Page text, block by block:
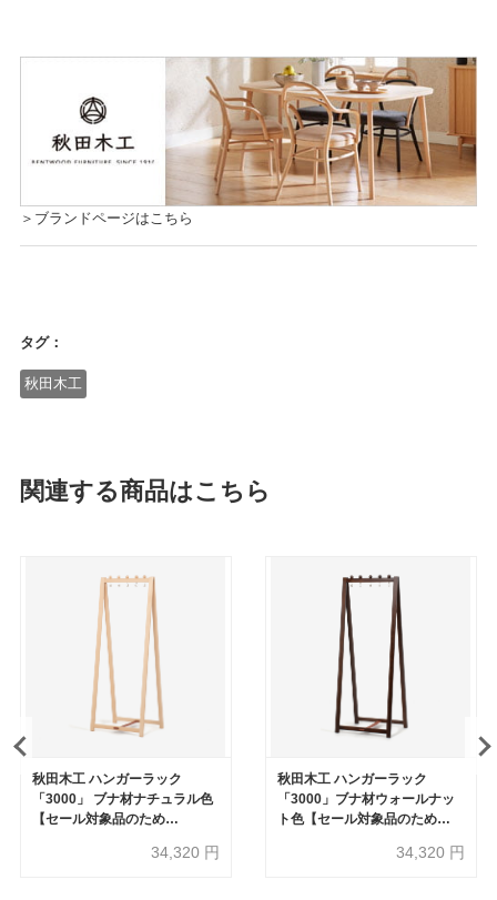
＞ブランドページはこちら
タグ：
秋田木工
関連する商品はこちら
秋田木工 ハンガーラック
「3000」 ブナ材ナチュラル色
【セール対象品のため
34,320 円
秋田木工 ハンガーラック
「3000」ブナ材ウォールナッ
ト色【セール対象品のため
34,320 円